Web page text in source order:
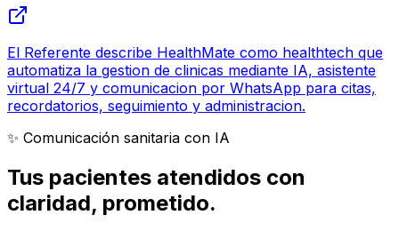
El Referente describe HealthMate como healthtech que
automatiza la gestion de clinicas mediante IA, asistente
virtual 24/7 y comunicacion por WhatsApp para citas,
recordatorios, seguimiento y administracion.
✨ Comunicación sanitaria con IA
Tus pacientes atendidos con
claridad, prometido.